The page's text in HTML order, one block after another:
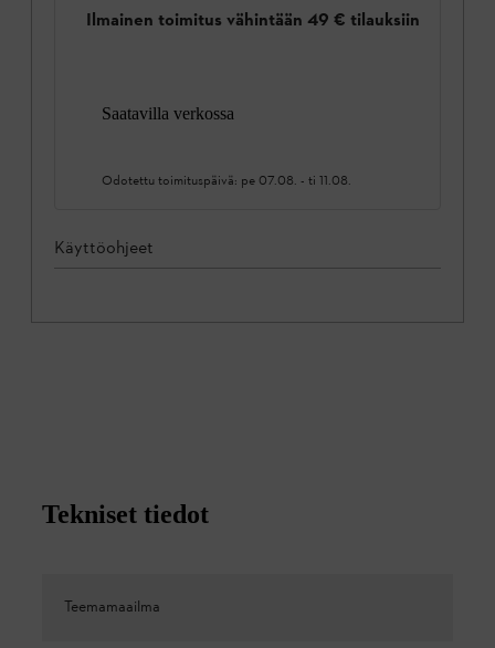
Ilmainen toimitus vähintään 49 € tilauksiin
Saatavilla verkossa
Odotettu toimituspäivä: pe 07.08. - ti 11.08.
Käyttöohjeet
Tekniset tiedot
Teemamaailma